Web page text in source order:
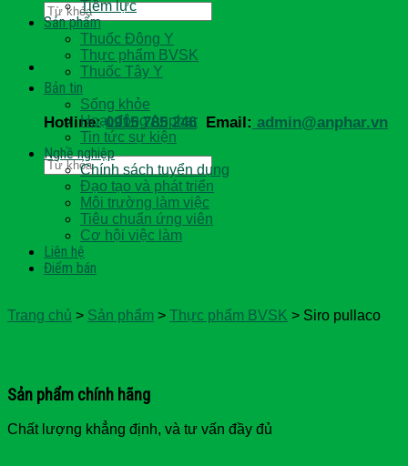
Hotline:0915 785 246Email: admin@anphar.vn
Tiềm lực
Sản phẩm
Thuốc Đông Y
Thực phẩm BVSK
Thuốc Tây Y
Bản tin
Sống khỏe
Hoạt động Anphar
Tin tức sự kiện
Nghề nghiệp
Chính sách tuyển dụng
Đạo tạo và phát triển
Môi trường làm việc
Tiêu chuẩn ứng viên
Cơ hội việc làm
Liên hệ
Điểm bán
Trang chủ > Sản phẩm > Thực phẩm BVSK > Siro pullaco
Sản phẩm chính hãng
Chất lượng khẳng định, và tư vấn đầy đủ